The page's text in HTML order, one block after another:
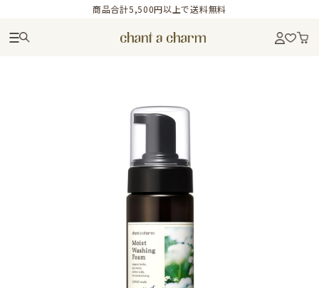
商品合計5,500円以上で送料無料